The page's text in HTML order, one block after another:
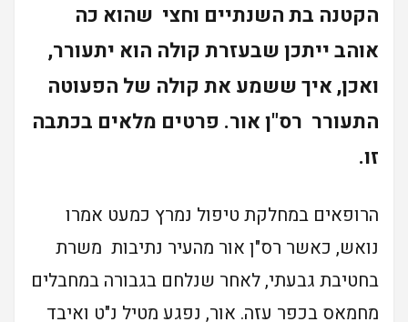
הקטנה בת השנתיים וחצי שהוא כה
אוהב ייתכן שבעזרת קולה הוא יתעורר,
ואכן, איך ששמע את קולה של הפעוטה
התעורר רס"ן אור. פרטים מלאים בכתבה
זו.
הרופאים במחלקת טיפול נמרץ כמעט אמרו
נואש, כאשר רס"ן אור מהעיר נתיבות משרת
בחטיבת גבעתי, לאחר שנלחם בגבורה במחבלים
מחמאס בכפר עזה. אור, נפגע מטיל נ"ט ואיבד